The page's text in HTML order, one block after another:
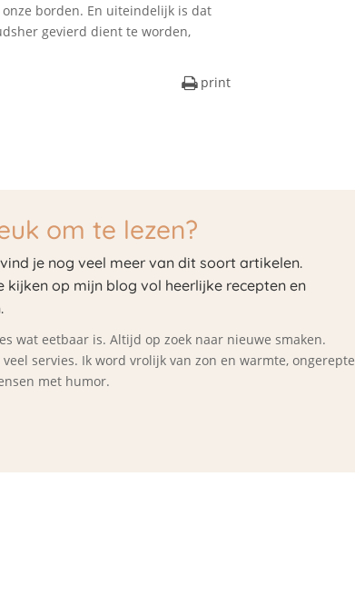
borden. En uiteindelijk is dat
gevierd dient te worden,
print
om te lezen?
je nog veel meer van dit soort artikelen.
kijken op mijn blog vol heerlijke recepten en
wat eetbaar is. Altijd op zoek naar nieuwe smaken.
servies. Ik word vrolijk van zon en warmte, ongerepte
met humor.